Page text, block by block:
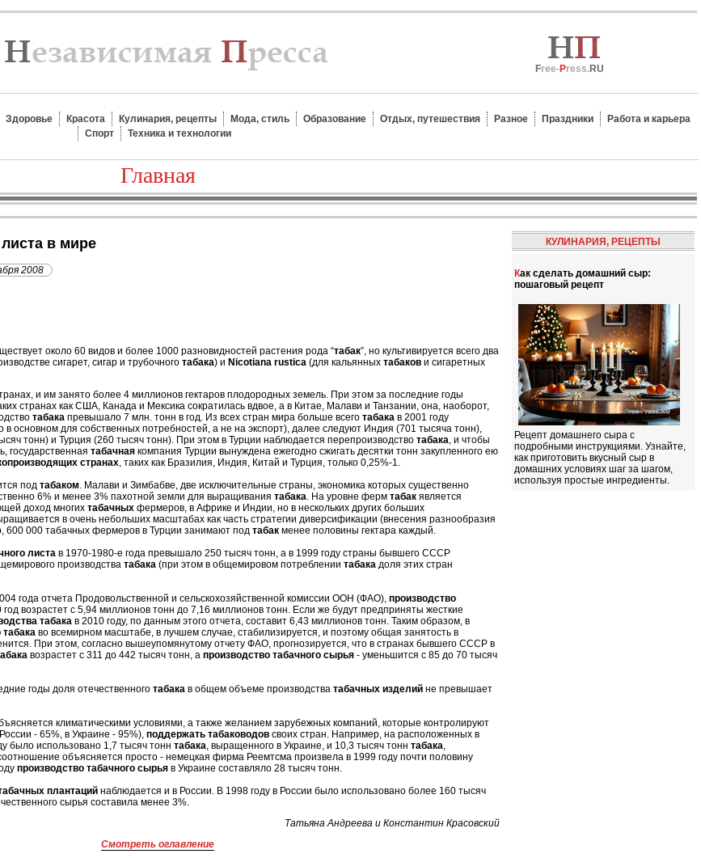
Free-Press.RU
Здоровье Красота Кулинария, рецепты Мода, стиль Образование Отдых, путешествия Разное Праздники
Работа и карьера
Спорт
Техника и технологии
Главная
листа в мире
2008
около 60 видов и более 1000 разновидностей растения рода “табак”, но культивируется всего два
сигарет, сигар и трубочного табака) и Nicotiana rustica (для кальянных табаков и сигаретных
и им занято более 4 миллионов гектаров плодородных земель. При этом за последние годы
странах как США, Канада и Мексика сократилась вдвое, а в Китае, Малави и Танзании, она, наоборот,
табака превышало 7 млн. тонн в год. Из всех стран мира больше всего табака в 2001 году
основном для собственных потребностей, а не на экспорт), далее следуют Индия (701 тысяча тонн),
тонн) и Турция (260 тысяч тонн). При этом в Турции наблюдается перепроизводство табака , и чтобы
государственная табачная компания Турции вынуждена ежегодно сжигать десятки тонн закупленного ею
странах , таких как Бразилия, Индия, Китай и Турция, только 0,25%-1.
под табаком . Малави и Зимбабве, две исключительные страны, экономика которых существенно
6% и менее 3% пахотной земли для выращивания табака . На уровне ферм табак является
доход многих табачных фермеров, в Африке и Индии, но в нескольких других больших
в очень небольших масштабах как часть стратегии диверсификации (внесения разнообразия
600 000 табачных фермеров в Турции занимают под табак менее половины гектара каждый.
листа в 1970-1980-е года превышало 250 тысяч тонн, а в 1999 году страны бывшего СССР
производства табака (при этом в общемировом потреблении табака доля этих стран
года отчета Продовольственной и сельскохозяйственной комиссии ООН (ФАО), производство
возрастет с 5,94 миллионов тонн до 7,16 миллионов тонн. Если же будут предприняты жесткие
табака в 2010 году, по данным этого отчета, составит 6,43 миллионов тонн. Таким образом, в
во всемирном масштабе, в лучшем случае, стабилизируется, и поэтому общая занятость в
При этом, согласно вышеупомянутому отчету ФАО, прогнозируется, что в странах бывшего СССР в
возрастет с 311 до 442 тысяч тонн, а производство табачного сырья - уменьшится с 85 до 70 тысяч
годы доля отечественного табака в общем объеме производства табачных изделий не превышает
климатическими условиями, а также желанием зарубежных компаний, которые контролируют
- 65%, в Украине - 95%), поддержать табаководов своих стран. Например, на расположенных в
было использовано 1,7 тысяч тонн табака , выращенного в Украине, и 10,3 тысяч тонн табака
объясняется просто - немецкая фирма Реемтсма произвела в 1999 году почти половину
производство табачного сырья в Украине составляло 28 тысяч тонн.
плантаций наблюдается и в России. В 1998 году в России было использовано более 160 тысяч
сырья составила менее 3%.
Татьяна Андреева и Константин Красовский
Смотреть оглавление
КУЛИНАРИЯ, РЕЦЕПТЫ
Как сделать домашний сыр:
пошаговый рецепт
Рецепт домашнего сыра с
подробными инструкциями. Узнайте,
как приготовить вкусный сыр в
домашних условиях шаг за шагом,
используя простые ингредиенты.